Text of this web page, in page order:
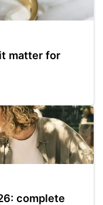
matter for
complete